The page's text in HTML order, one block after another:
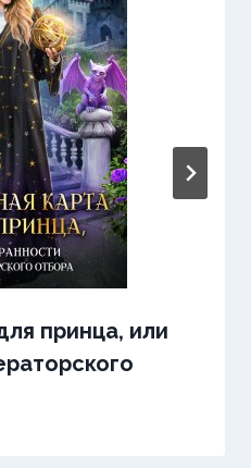
принца, или